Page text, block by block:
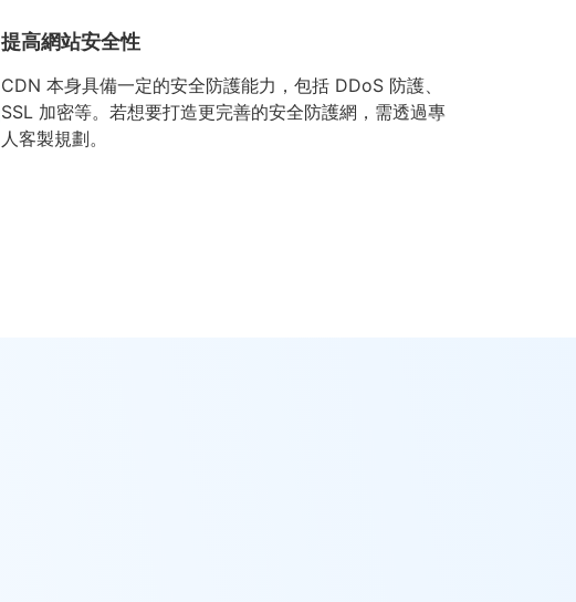
提高網站安全性
CDN 本身具備一定的安全防護能力，包括 DDoS 防護、
SSL 加密等。若想要打造更完善的安全防護網，需透過專
人客製規劃。